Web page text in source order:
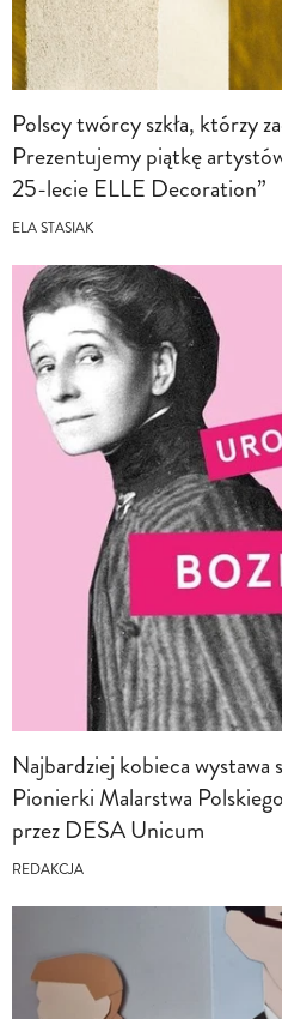
Polscy twórcy szkła, którzy
Prezentujemy piątkę
25-lecie ELLE Decoration”
ELA STASIAK
Najbardziej kobieca wystawa
Pionierki Malarstwa
przez DESA Unicum
REDAKCJA